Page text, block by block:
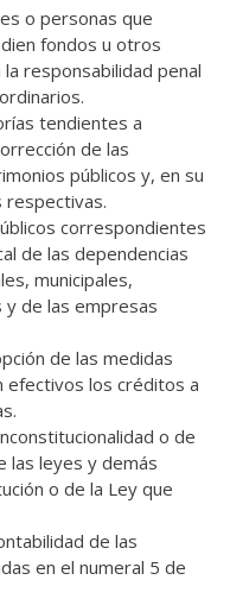
o personas que
fondos u otros
responsabilidad penal
tendientes a
de las
públicos y, en su
respectivas.
correspondientes
de las dependencias
municipales,
de las empresas
de las medidas
efectivos los créditos a
o de
las leyes y demás
o de la Ley que
de las
en el numeral 5 de